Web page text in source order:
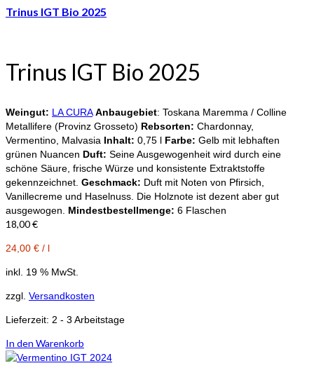
Trinus IGT Bio 2025
Trinus IGT Bio 2025
Weingut: LA CURA Anbaugebiet: Toskana Maremma / Colline
Metallifere (Provinz Grosseto) Rebsorten: Chardonnay,
Vermentino, Malvasia Inhalt: 0,75 l Farbe: Gelb mit lebhaften
grünen Nuancen Duft: Seine Ausgewogenheit wird durch eine
schöne Säure, frische Würze und konsistente Extraktstoffe
gekennzeichnet. Geschmack: Duft mit Noten von Pfirsich,
Vanillecreme und Haselnuss. Die Holznote ist dezent aber gut
ausgewogen. Mindestbestellmenge: 6 Flaschen
18,00€
24,00 € / l
inkl. 19 % MwSt.
zzgl. Versandkosten
Lieferzeit: 2 - 3 Arbeitstage
In den Warenkorb